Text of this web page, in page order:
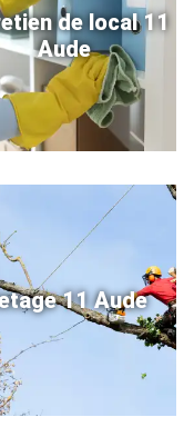
de local 11
Aude
11 Aude